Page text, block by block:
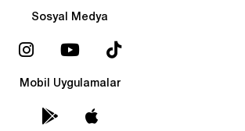
Sosyal Medya
Mobil Uygulamalar